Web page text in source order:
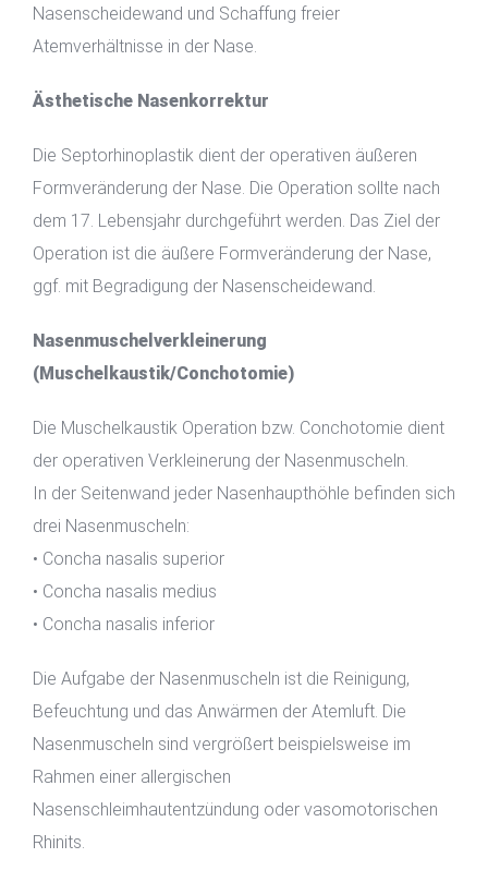
Nasenscheidewand und Schaffung freier
Atemverhältnisse in der Nase.
Ästhetische Nasenkorrektur
Die Septorhinoplastik dient der operativen äußeren
Formveränderung der Nase. Die Operation sollte nach
dem 17. Lebensjahr durchgeführt werden. Das Ziel der
Operation ist die äußere Formveränderung der Nase,
ggf. mit Begradigung der Nasenscheidewand.
Nasenmuschelverkleinerung
(Muschelkaustik/Conchotomie)
Die Muschelkaustik Operation bzw. Conchotomie dient
der operativen Verkleinerung der Nasenmuscheln.
In der Seitenwand jeder Nasenhaupthöhle befinden sich
drei Nasenmuscheln:
• Concha nasalis superior
• Concha nasalis medius
• Concha nasalis inferior
Die Aufgabe der Nasenmuscheln ist die Reinigung,
Befeuchtung und das Anwärmen der Atemluft. Die
Nasenmuscheln sind vergrößert beispielsweise im
Rahmen einer allergischen
Nasenschleimhautentzündung oder vasomotorischen
Rhinits.